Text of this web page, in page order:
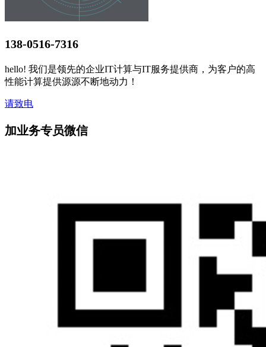
138-0516-7316
hello! 我们是领先的企业IT计算与IT服务提供商，为客户的高
性能计算提供源源不断地动力！
请致电
加业务专员微信